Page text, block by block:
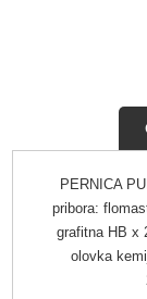
PERNICA
pribora:
grafitna HB x
olovka